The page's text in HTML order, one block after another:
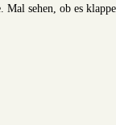
sehen, ob es